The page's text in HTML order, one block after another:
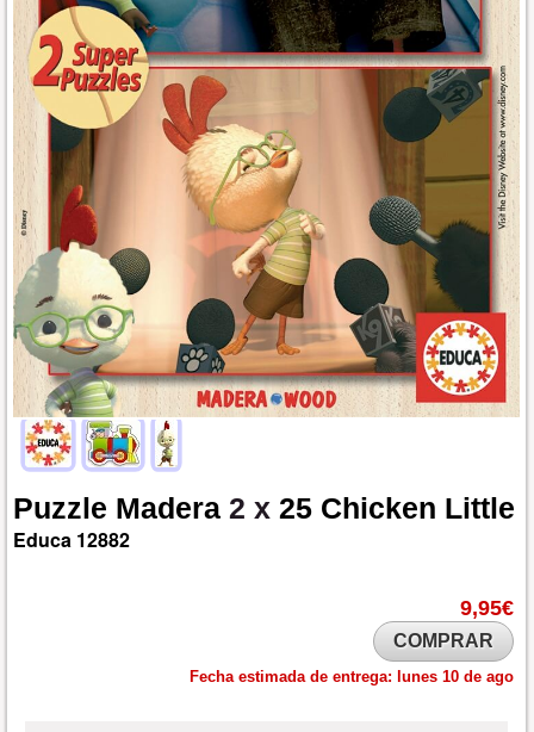
Puzzle Madera 2 x 25 Chicken Little
Educa 12882
9,95€
COMPRAR
Fecha estimada de entrega: lunes 10 de ago